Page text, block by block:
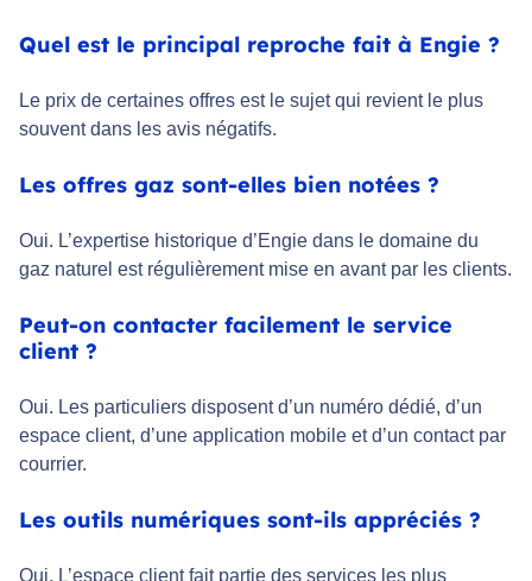
Quel est le principal reproche fait à Engie ?
Le prix de certaines offres est le sujet qui revient le plus
souvent dans les avis négatifs.
Les offres gaz sont-elles bien notées ?
Oui. L’expertise historique d’Engie dans le domaine du
gaz naturel est régulièrement mise en avant par les clients.
Peut-on contacter facilement le service
client ?
Oui. Les particuliers disposent d’un numéro dédié, d’un
espace client, d’une application mobile et d’un contact par
courrier.
Les outils numériques sont-ils appréciés ?
Oui. L’espace client fait partie des services les plus